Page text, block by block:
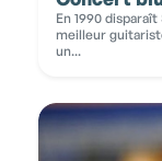
En 1990
meilleur
un...